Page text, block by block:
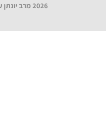
2026 מרב יונתן עיצוב ובניית אתרים